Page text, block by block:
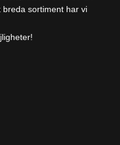
sortiment har vi